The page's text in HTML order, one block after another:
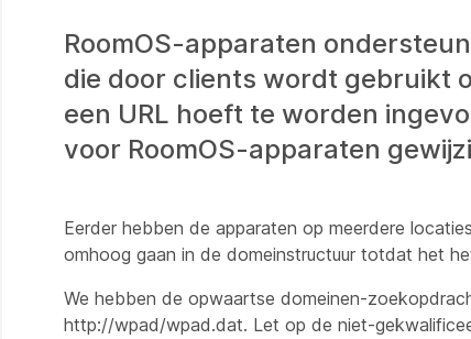
RoomOS-apparaten
die door clients wordt gebruikt
een URL hoeft te worden
voor RoomOS-apparaten
Eerder hebben de apparaten op meerdere
omhoog gaan in de domeinstructuur totdat het
We hebben de opwaartse domeinen-
http://wpad/wpad.dat. Let op de niet-